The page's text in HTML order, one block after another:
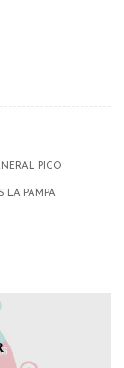
PICO
LA PAMPA